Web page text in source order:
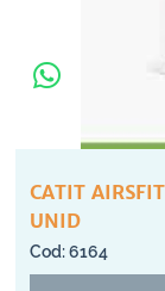
CATIT
UNID
6164